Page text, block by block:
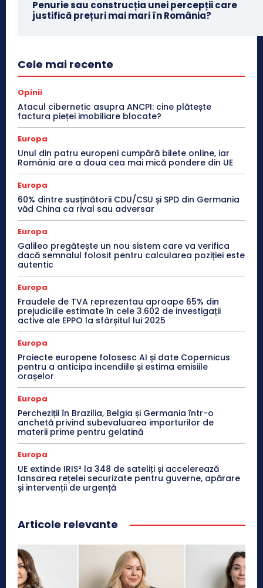
Penurie sau construcția unei percepții care
justifică prețuri mai mari în România?
Cele mai recente
Opinii
Atacul cibernetic asupra ANCPI: cine plătește
factura pieței imobiliare blocate?
Europa
Unul din patru europeni cumpără bilete online, iar
România are a doua cea mai mică pondere din UE
Europa
60% dintre susținătorii CDU/CSU și SPD din Germania
văd China ca rival sau adversar
Europa
Galileo pregătește un nou sistem care va verifica
dacă semnalul folosit pentru calcularea poziției este
autentic
Europa
Fraudele de TVA reprezentau aproape 65% din
prejudiciile estimate în cele 3.602 de investigații
active ale EPPO la sfârșitul lui 2025
Europa
Proiecte europene folosesc AI și date Copernicus
pentru a anticipa incendiile și estima emisiile
orașelor
Europa
Percheziții în Brazilia, Belgia și Germania într-o
anchetă privind subevaluarea importurilor de
materii prime pentru gelatină
Europa
UE extinde IRIS² la 348 de sateliți și accelerează
lansarea rețelei securizate pentru guverne, apărare
și intervenții de urgență
Articole relevante